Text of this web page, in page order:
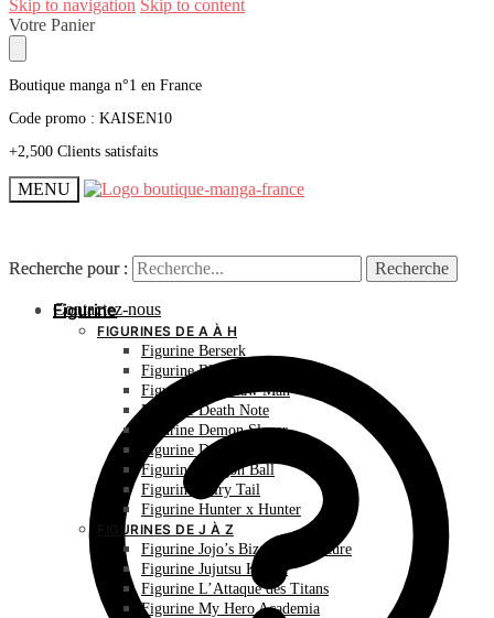
Skip to navigation Skip to content
Votre Panier
Boutique manga n°1 en France
Code promo : KAISEN10
+2,500 Clients satisfaits
MENU
Recherche pour : Recherche
Contactez-nous
Recherche pour : Recherche
Figurine
FIGURINES DE A À H
Figurine Berserk
Figurine Bleach
Figurine Chainsaw Man
Figurine Death Note
Figurine Demon Slayer
Figurine Dr Stone
Figurine Dragon Ball
Figurine Fairy Tail
Figurine Hunter x Hunter
FIGURINES DE J À Z
Figurine Jojo’s Bizarre Adventure
Figurine Jujutsu Kaisen
Figurine L’Attaque des Titans
Figurine My Hero Academia